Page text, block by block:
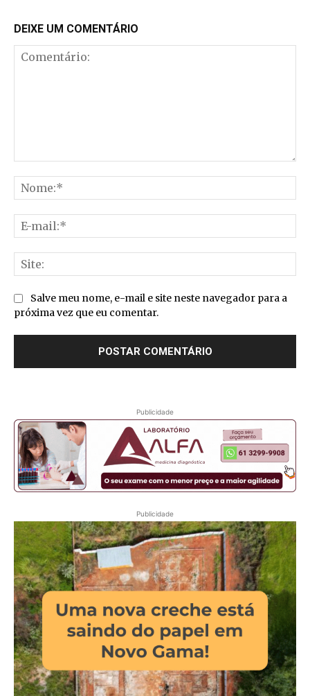
DEIXE UM COMENTÁRIO
Salve meu nome, e-mail e site neste navegador para a
próxima vez que eu comentar.
Publicidade
Publicidade